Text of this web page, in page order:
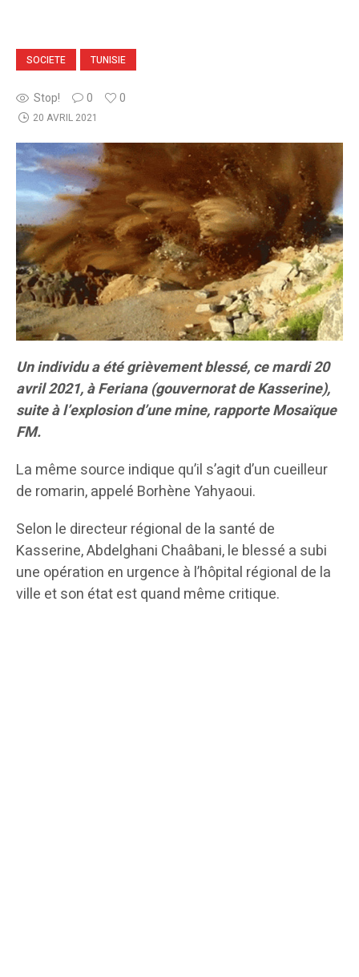
SOCIETE TUNISIE
Stop! 0 0
20 AVRIL 2021
Un individu a été grièvement blessé, ce mardi 20
avril 2021, à Feriana (gouvernorat de Kasserine),
suite à l’explosion d’une mine, rapporte Mosaïque
FM.
La même source indique qu’il s’agit d’un cueilleur
de romarin, appelé Borhène Yahyaoui.
Selon le directeur régional de la santé de
Kasserine, Abdelghani Chaâbani, le blessé a subi
une opération en urgence à l’hôpital régional de la
ville et son état est quand même critique.